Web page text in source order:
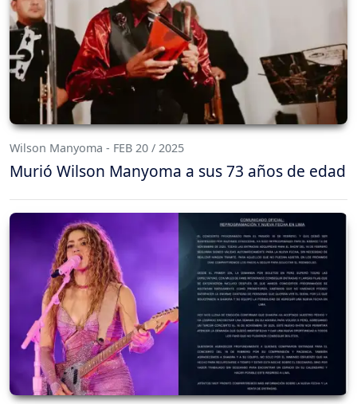
Wilson Manyoma - FEB 20 / 2025
Murió Wilson Manyoma a sus 73 años de edad